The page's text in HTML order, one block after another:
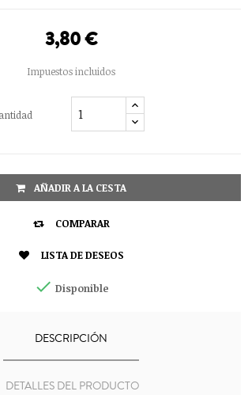
3,80 €
Impuestos incluidos
AÑADIR A LA CESTA
 COMPARAR
 LISTA DE DESEOS
 Disponible
DESCRIPCIÓN
DETALLES DEL PRODUCTO